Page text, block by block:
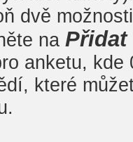
dvě
na
anketu, kde
které